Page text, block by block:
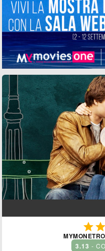

MYMONETRO
3.13 -